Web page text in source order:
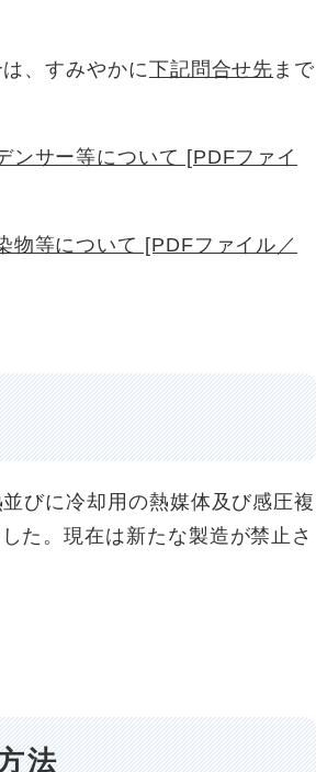
、すみやかに下記問合せ先 まで
ンサー等について [PDFファイ
物等について [PDFファイル／
びに冷却用の熱媒体及び感圧複
た。現在は新たな製造が禁止さ
法